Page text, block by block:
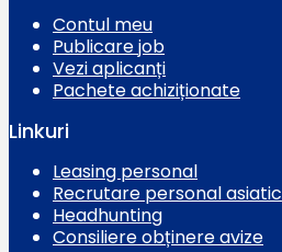
Contul meu
Publicare job
Vezi aplicanți
Pachete achiziționate
Linkuri
Leasing personal
Recrutare personal asiatic
Headhunting
Consiliere obținere avize